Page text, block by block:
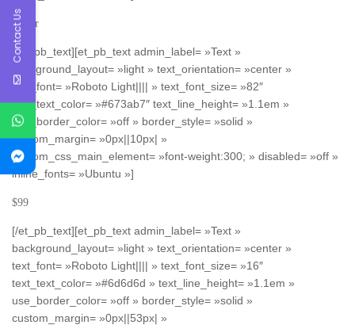
Silver
[/et_pb_text][et_pb_text admin_label= »Text »
background_layout= »light » text_orientation= »center »
text_font= »Roboto Light|||| » text_font_size= »82″
text_text_color= »#673ab7″ text_line_height= »1.1em »
use_border_color= »off » border_style= »solid »
custom_margin= »0px||10px| »
custom_css_main_element= »font-weight:300; » disabled= »off »
inline_fonts= »Ubuntu »]
$99
[/et_pb_text][et_pb_text admin_label= »Text »
background_layout= »light » text_orientation= »center »
text_font= »Roboto Light|||| » text_font_size= »16″
text_text_color= »#6d6d6d » text_line_height= »1.1em »
use_border_color= »off » border_style= »solid »
custom_margin= »0px||53px| »
Contact Us